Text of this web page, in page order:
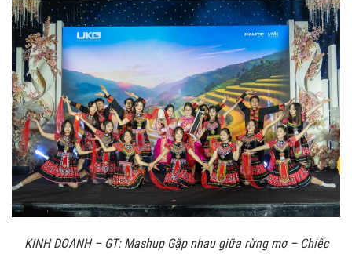
KINH DOANH – GT: Mashup Gặp nhau giữa rừng mơ – Chiếc